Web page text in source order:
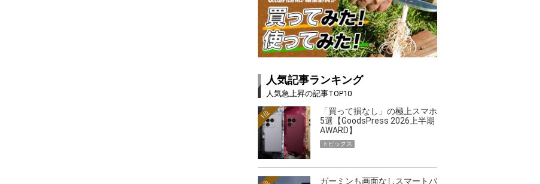
人気記事ランキング
人気急上昇の記事TOP10
「買って損なし」の極上スマホ
5選【GoodsPress 2026上半期
AWARD】
1位
トピックス
ガーミンも画面なしスマートバ